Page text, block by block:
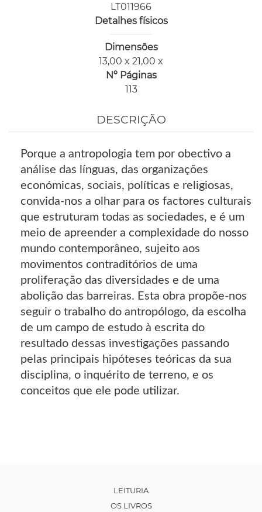
LT011966
Detalhes físicos
Dimensões
13,00 x 21,00 x
Nº Páginas
113
DESCRIÇÃO
Porque a antropologia tem por obectivo a
análise das línguas, das organizações
económicas, sociais, políticas e religiosas,
convida-nos a olhar para os factores culturais
que estruturam todas as sociedades, e é um
meio de apreender a complexidade do nosso
mundo contemporâneo, sujeito aos
movimentos contraditórios de uma
proliferação das diversidades e de uma
abolição das barreiras. Esta obra propõe-nos
seguir o trabalho do antropólogo, da escolha
de um campo de estudo à escrita do
resultado dessas investigações passando
pelas principais hipóteses teóricas da sua
disciplina, o inquérito de terreno, e os
conceitos que ele pode utilizar.
LEITURIA
OS LIVROS